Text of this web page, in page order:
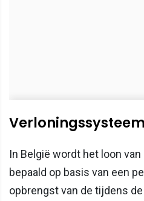
In België wordt het loon
bepaald op basis van een
opbrengst van de tijdens